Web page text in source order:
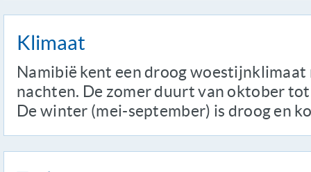
Klimaat
Namibië kent een droog woestijnklimaat
nachten. De zomer duurt van oktober
De winter (mei-september) is droog en